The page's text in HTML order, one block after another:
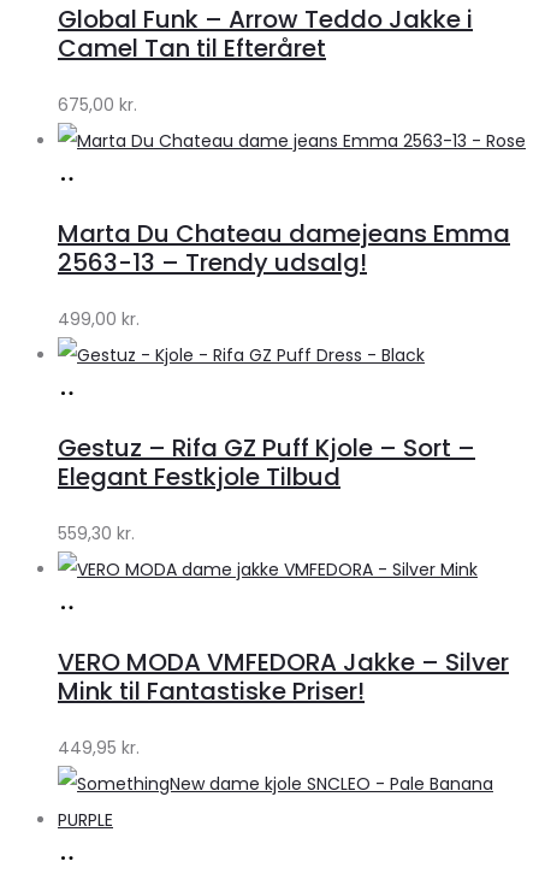
Lykke
Lykke
Global Funk – Arrow Teddo Jakke i
Camel Tan til Efteråret
675,00 kr.
Klædeskabet.dk
Marta Du Chateau damejeans Emma
2563-13 – Trendy udsalg!
499,00 kr.
Lykke
by
Lykke
Gestuz – Rifa GZ Puff Kjole – Sort –
Elegant Festkjole Tilbud
559,30 kr.
Klædeskabet.dk
VERO MODA VMFEDORA Jakke – Silver
Mink til Fantastiske Priser!
449,95 kr.